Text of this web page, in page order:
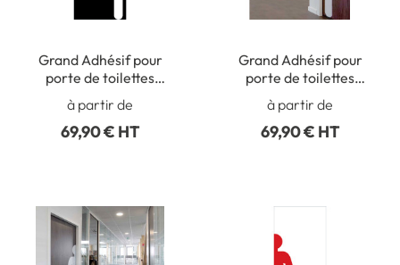
Grand Adhésif pour
porte de toilettes
hommes - Coupé à
Droite - Gamme Trend -
H 1600 x H 330 mm
à partir de
69,90 € HT
Grand Adhésif pour
porte de toilettes
hommes - Coupé à
Gauche - Gamme Trend
- H 1600 x H 330 mm
à partir de
69,90 € HT